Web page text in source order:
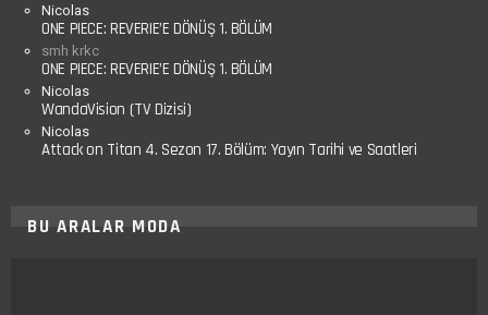
Nicolas
ONE PIECE: REVERIE’E DÖNÜŞ 1. BÖLÜM
smh krkc
ONE PIECE: REVERIE’E DÖNÜŞ 1. BÖLÜM
Nicolas
WandaVision (TV Dizisi)
Nicolas
Attack on Titan 4. Sezon 17. Bölüm: Yayın Tarihi ve Saatleri
BU ARALAR MODA